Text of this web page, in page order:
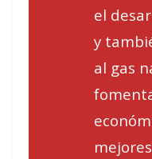
el
y
al gas